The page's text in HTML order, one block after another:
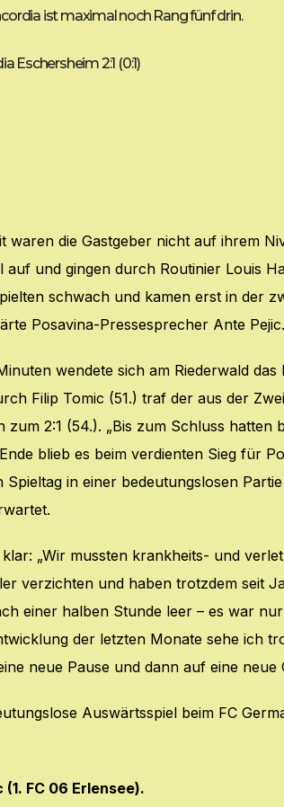
ist maximal noch Rang fünf drin.
Eschersheim 2:1 (0:1)
waren die Gastgeber nicht auf ihrem
auf und gingen durch Routinier Louis
schwach und kamen erst in der
Posavina-Pressesprecher Ante Pejic.
wendete sich am Riederwald das
Filip Tomic (51.) traf der aus der
2:1 (54.). „Bis zum Schluss hatten
blieb es beim verdienten Sieg für
in einer bedeutungslosen
„Wir mussten krankheits- und
verzichten und haben trotzdem seit
einer halben Stunde leer – es war
der letzten Monate sehe ich
neue Pause und dann auf eine neue
Auswärtsspiel beim FC
FC 06 Erlensee).